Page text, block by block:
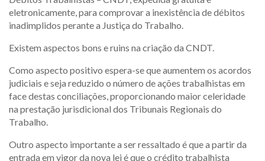
eletronicamente, para comprovar a inexistência de débitos
inadimplidos perante a Justiça do Trabalho.
Existem aspectos bons e ruins na criação da CNDT.
Como aspecto positivo espera-se que aumentem os acordos
judiciais e seja reduzido o número de ações trabalhistas em
face destas conciliações, proporcionando maior celeridade
na prestação jurisdicional dos Tribunais Regionais do
Trabalho.
Outro aspecto importante a ser ressaltado é que a partir da
entrada em vigor da nova lei é que o crédito trabalhista